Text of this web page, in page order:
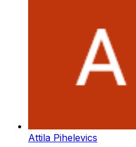
Attila Pihelevics